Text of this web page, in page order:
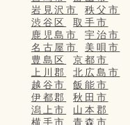
岩見沢市
秩父市
渋谷区
取手市
鹿児島市
宇治市
名古屋市
美唄市
豊島区
京都市
上川郡
北広島市
越谷市
飯能市
伊都郡
秋田市
潟上市
山本郡
横手市
青森市